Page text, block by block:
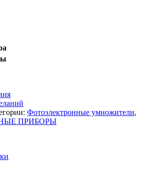
Фотоэлектронные умножители,
ПРИБОРЫ